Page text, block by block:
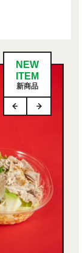
NEW
ITEM
新商品